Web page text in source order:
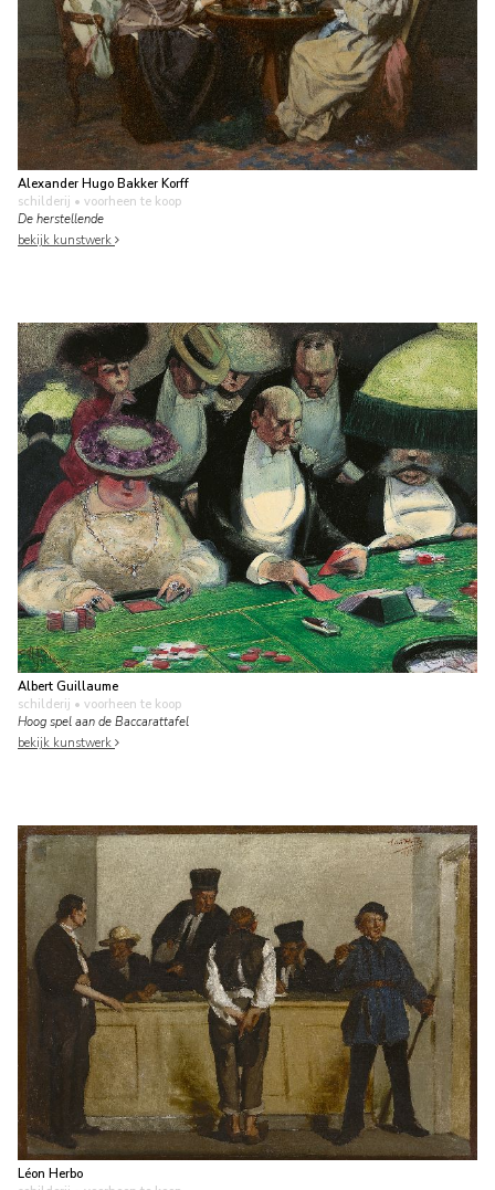
Alexander Hugo Bakker Korff
schilderij • voorheen te koop
De herstellende
bekijk kunstwerk
Albert Guillaume
schilderij • voorheen te koop
Hoog spel aan de Baccarattafel
bekijk kunstwerk
Léon Herbo